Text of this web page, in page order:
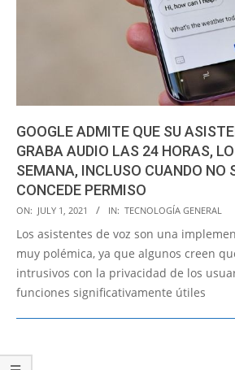
GOOGLE ADMITE QUE SU
GRABA AUDIO LAS 24 HORAS,
SEMANA, INCLUSO CUANDO NO
CONCEDE PERMISO
2021-
07-
ON: JULY 1, 2021 IN: TECNOLOGÍA GENERAL
Los asistentes de voz son una
muy polémica, ya que algunos creen
intrusivos con la privacidad de los
funciones significativamente útiles